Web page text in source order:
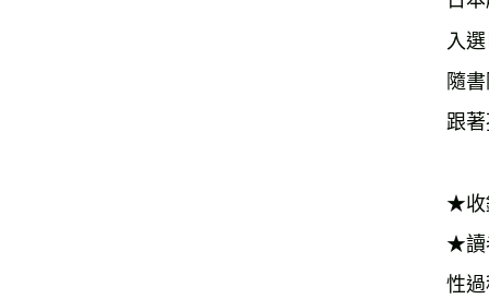
入
隨
跟著
★收
★讀
性過